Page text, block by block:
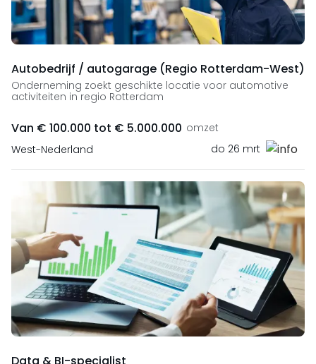
Autobedrijf / autogarage (Regio Rotterdam-West)
Onderneming zoekt geschikte locatie voor automotive
activiteiten in regio Rotterdam
Van € 100.000 tot € 5.000.000 omzet
West-Nederland
do 26 mrt